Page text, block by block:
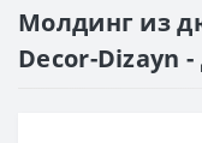
Молдинг из
Decor-Dizayn